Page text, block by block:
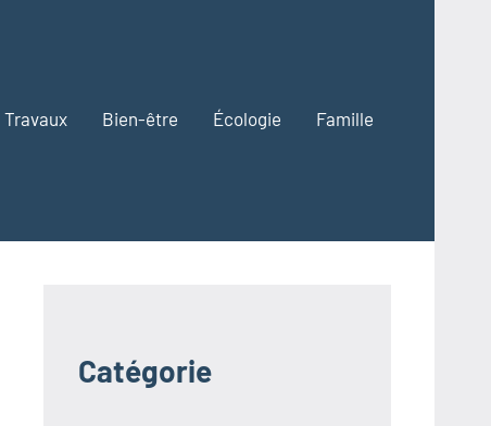
Travaux Bien-être Écologie Famille
Catégorie